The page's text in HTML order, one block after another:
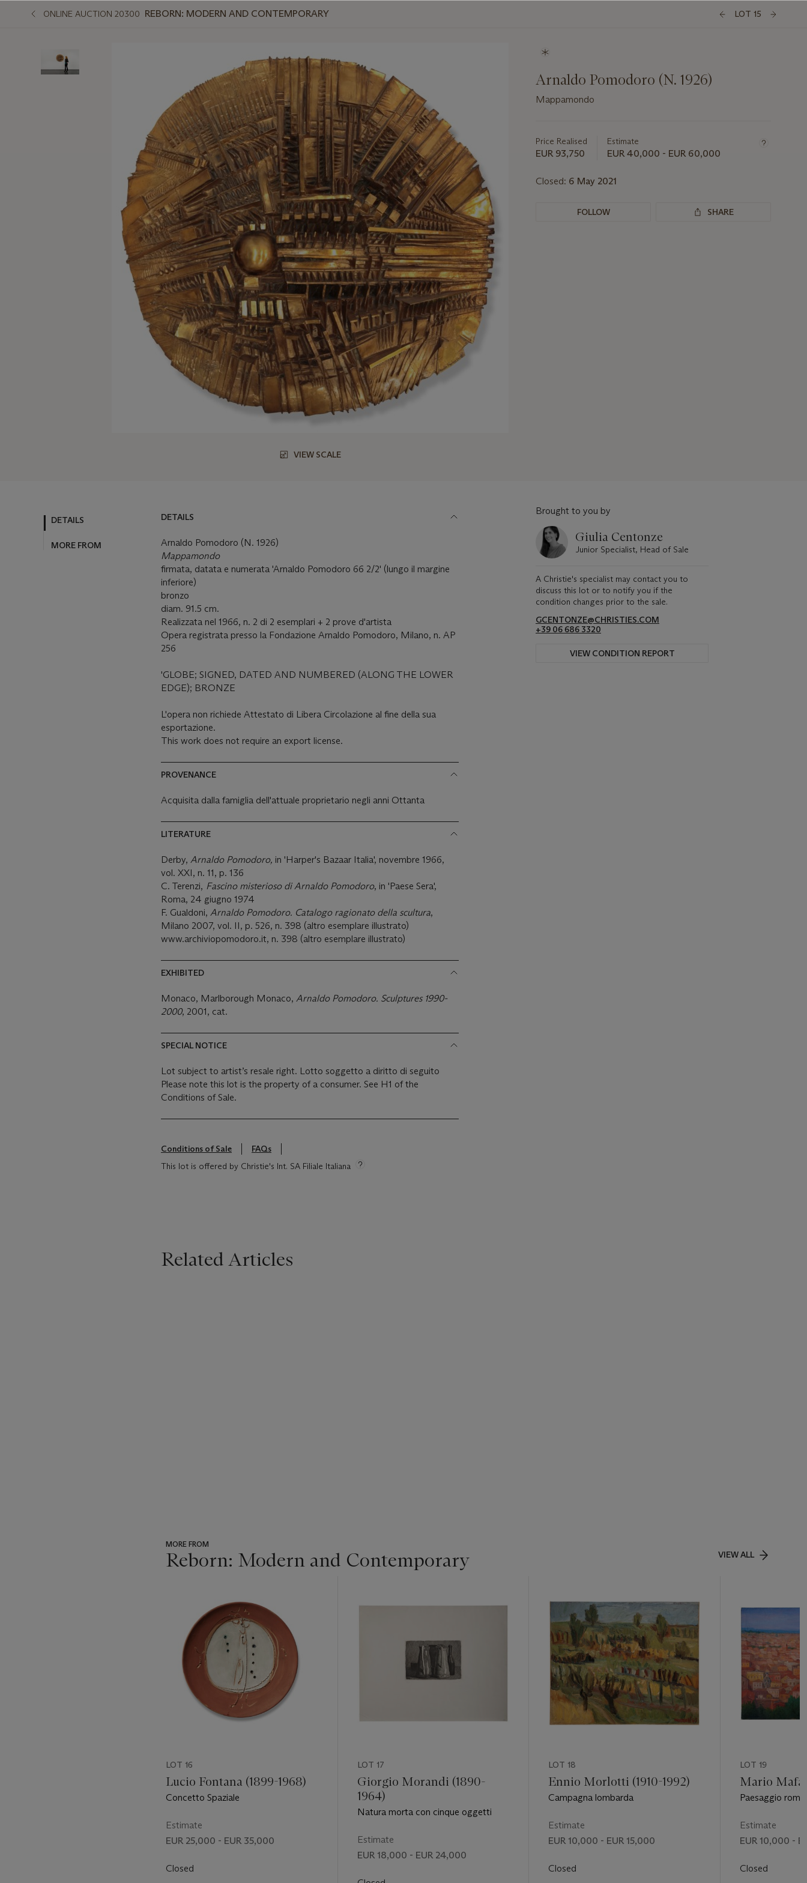
ONLINE AUCTION 20300 REBORN: MODERN AND CONTEMPORARY LOT 15
VIEW SCALE
Arnaldo Pomodoro (N. 1926)
Mappamondo
about
this
Price Realised
EUR 93,750
Estimate
EUR 40,000 - EUR 60,000
Closed: 6 May 2021
FOLLOW SHARE
DETAILS
MORE FROM
DETAILS
Arnaldo Pomodoro (N. 1926)
Mappamondo
firmata, datata e numerata 'Arnaldo Pomodoro 66 2/2' (lungo il margine
inferiore)
bronzo
diam. 91.5 cm.
Realizzata nel 1966, n. 2 di 2 esemplari + 2 prove d'artista
Opera registrata presso la Fondazione Arnaldo Pomodoro, Milano, n. AP
256
'GLOBE; SIGNED, DATED AND NUMBERED (ALONG THE LOWER
EDGE); BRONZE
L'opera non richiede Attestato di Libera Circolazione al fine della sua
esportazione.
This work does not require an export license.
PROVENANCE
Acquisita dalla famiglia dell'attuale proprietario negli anni Ottanta
LITERATURE
Derby, Arnaldo Pomodoro, in 'Harper's Bazaar Italia', novembre 1966,
vol. XXI, n. 11, p. 136
C. Terenzi, Fascino misterioso di Arnaldo Pomodoro, in 'Paese Sera',
Roma, 24 giugno 1974
F. Gualdoni, Arnaldo Pomodoro. Catalogo ragionato della scultura,
Milano 2007, vol. II, p. 526, n. 398 (altro esemplare illustrato)
www.archiviopomodoro.it, n. 398 (altro esemplare illustrato)
EXHIBITED
Monaco, Marlborough Monaco, Arnaldo Pomodoro. Sculptures 1990-
2000, 2001, cat.
SPECIAL NOTICE
Lot subject to artist’s resale right. Lotto soggetto a diritto di seguito
Please note this lot is the property of a consumer. See H1 of the
Conditions of Sale.
Conditions of Sale
FAQs
This lot is offered by Christie's Int. SA Filiale Italiana
Brought to you by
Giulia Centonze
Junior Specialist, Head of Sale
A Christie's specialist may contact you to
discuss this lot or to notify you if the
condition changes prior to the sale.
GCENTONZE@CHRISTIES.COM
+39 06 686 3320
VIEW CONDITION REPORT
Related Articles
MORE FROM
Reborn: Modern and Contemporary VIEW ALL
item_current_of_total_txt
LOT 16
Lucio Fontana (1899-1968)
Concetto Spaziale
Estimate
EUR 25,000 - EUR 35,000
Closed
LOT 17
Giorgio Morandi (1890-
1964)
Natura morta con cinque oggetti
Estimate
EUR 18,000 - EUR 24,000
LOT 18
Ennio Morlotti (1910-1992)
Campagna lombarda
Estimate
EUR 10,000 - EUR 15,000
Closed
LOT 19
Mario Mafai
Paesaggio
Estimate
EUR 10,000 -
Closed